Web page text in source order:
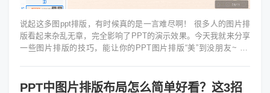
说起这多图ppt排版，有时候真的是一言难尽啊！ 很多人的图片排
版看起来杂乱无章，完全影响了PPT的演示效果。今天我就来分享
一些图片排版的技巧，能让你的PPT图片排版“美”到没朋友~ 第
PPT中图片排版布局怎么简单好看？这3招